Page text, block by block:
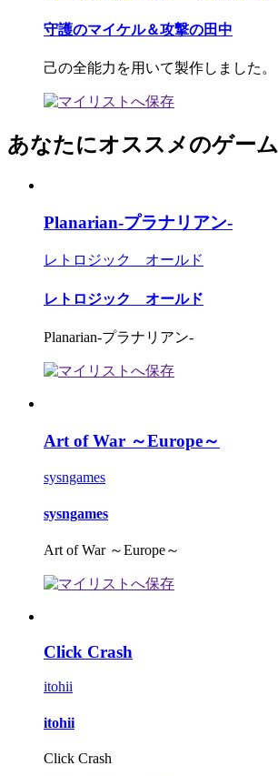
守護のマイケル＆攻撃の田中
己の全能力を用いて製作しました。
あなたにオススメのゲーム
Planarian-プラナリアン-
レトロジック オールド
レトロジック オールド
Planarian-プラナリアン-
Art of War ～Europe～
sysngames
sysngames
Art of War ～Europe～
Click Crash
itohii
itohii
Click Crash